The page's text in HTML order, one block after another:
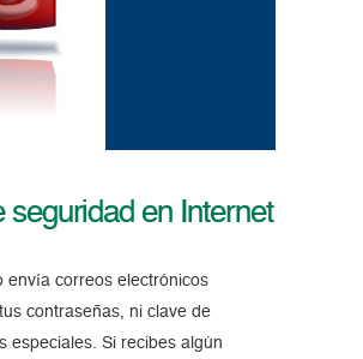
seguridad en Internet
envía correos electrónicos
contraseñas, ni clave de
especiales. Si recibes algún